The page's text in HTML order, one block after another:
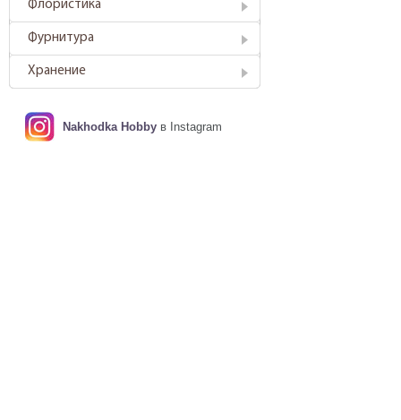
Флористика
Фурнитура
Хранение
Nakhodka Hobby в Instagram